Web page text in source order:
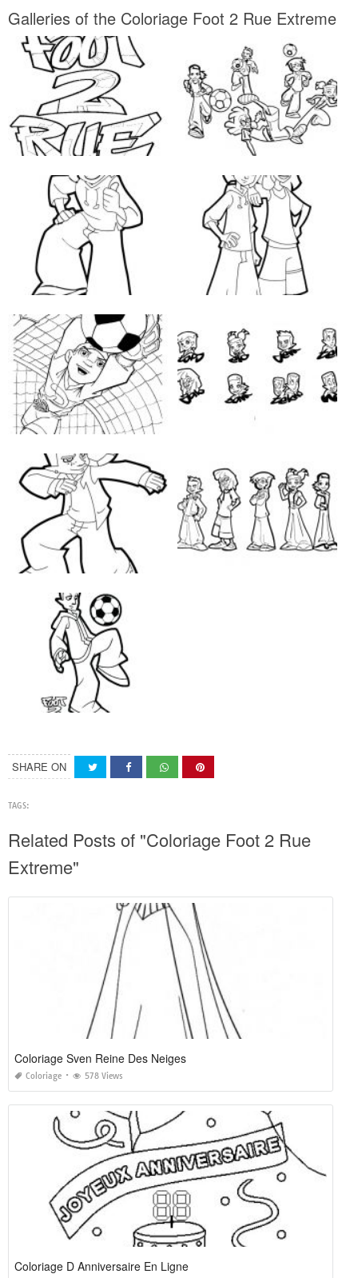
Galleries of the Coloriage Foot 2 Rue Extreme
SHARE ON
TAGS:
Related Posts of "Coloriage Foot 2 Rue
Extreme"
Coloriage Sven Reine Des Neiges
Coloriage 578 Views
Coloriage D Anniversaire En Ligne